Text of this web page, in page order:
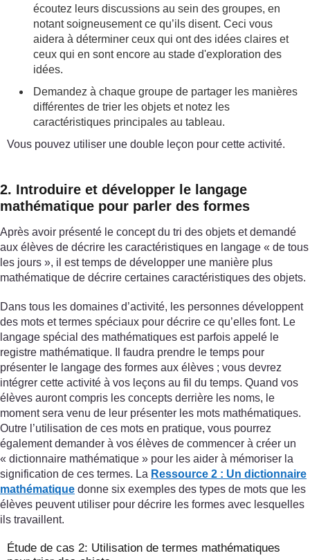
écoutez leurs discussions au sein des groupes, en
notant soigneusement ce qu’ils disent. Ceci vous
aidera à déterminer ceux qui ont des idées claires et
ceux qui en sont encore au stade d'exploration des
idées.
Demandez à chaque groupe de partager les manières
différentes de trier les objets et notez les
caractéristiques principales au tableau.
Vous pouvez utiliser une double leçon pour cette activité.
2. Introduire et développer le langage
mathématique pour parler des formes
Après avoir présenté le concept du tri des objets et demandé
aux élèves de décrire les caractéristiques en langage « de tous
les jours », il est temps de développer une manière plus
mathématique de décrire certaines caractéristiques des objets.
Dans tous les domaines d’activité, les personnes développent
des mots et termes spéciaux pour décrire ce qu’elles font. Le
langage spécial des mathématiques est parfois appelé le
registre mathématique. Il faudra prendre le temps pour
présenter le langage des formes aux élèves ; vous devrez
intégrer cette activité à vos leçons au fil du temps. Quand vos
élèves auront compris les concepts derrière les noms, le
moment sera venu de leur présenter les mots mathématiques.
Outre l’utilisation de ces mots en pratique, vous pourrez
également demander à vos élèves de commencer à créer un
« dictionnaire mathématique » pour les aider à mémoriser la
signification de ces termes. La Ressource 2 : Un dictionnaire
mathématique donne six exemples des types de mots que les
élèves peuvent utiliser pour décrire les formes avec lesquelles
ils travaillent.
Étude de cas 2: Utilisation de termes mathématiques